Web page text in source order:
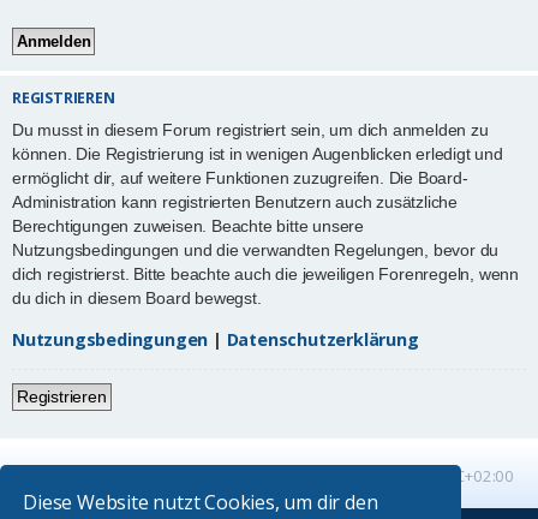
Diese Website nutzt Cookies, um dir den
REGISTRIEREN
Du musst in diesem Forum registriert sein, um dich anmelden zu
können. Die Registrierung ist in wenigen Augenblicken erledigt und
ermöglicht dir, auf weitere Funktionen zuzugreifen. Die Board-
Administration kann registrierten Benutzern auch zusätzliche
Berechtigungen zuweisen. Beachte bitte unsere
Nutzungsbedingungen und die verwandten Regelungen, bevor du
dich registrierst. Bitte beachte auch die jeweiligen Forenregeln, wenn
du dich in diesem Board bewegst.
Nutzungsbedingungen | Datenschutzerklärung
Registrieren
UTC+02:00